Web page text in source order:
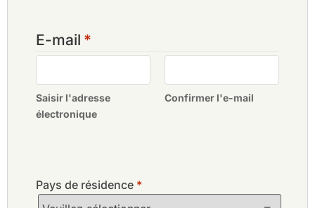
E-mail *
Saisir l'adresse
électronique
Confirmer l'e-mail
Pays de résidence *